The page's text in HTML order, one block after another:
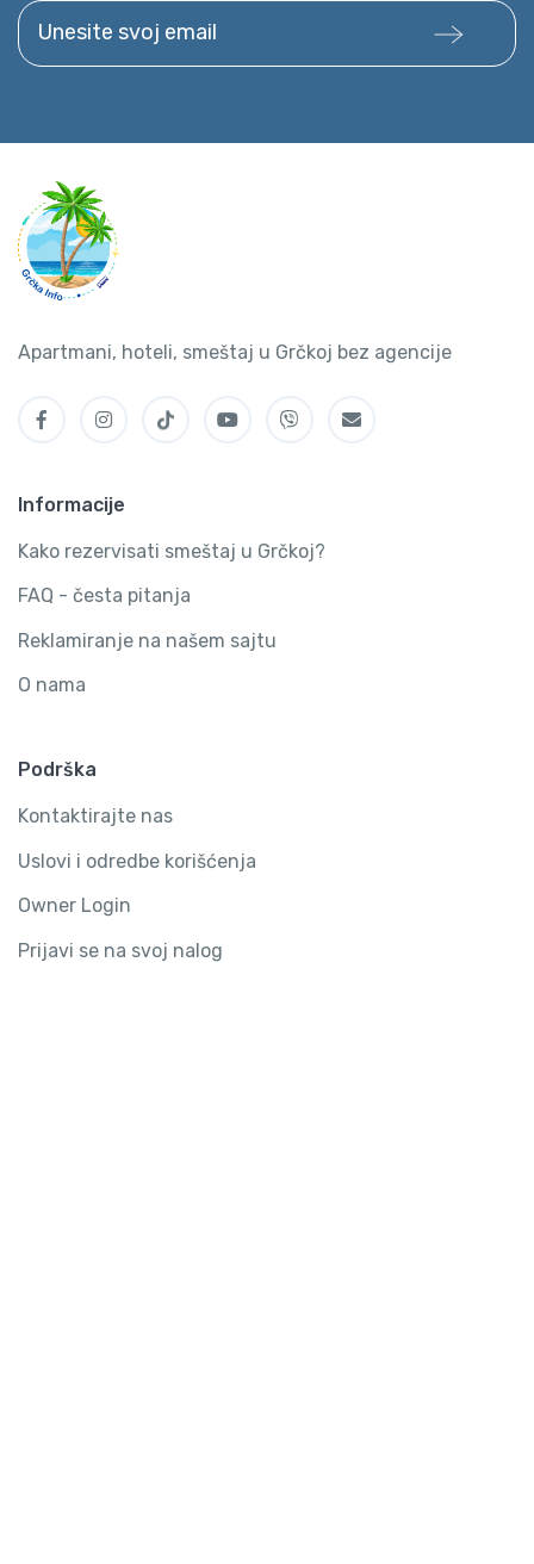
Unesite svoj email
Apartmani, hoteli, smeštaj u Grčkoj bez agencije
Informacije
Kako rezervisati smeštaj u Grčkoj?
FAQ - česta pitanja
Reklamiranje na našem sajtu
O nama
Podrška
Kontaktirajte nas
Uslovi i odredbe korišćenja
Owner Login
Prijavi se na svoj nalog